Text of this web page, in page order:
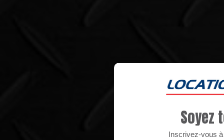
Soyez
Inscrivez-vous